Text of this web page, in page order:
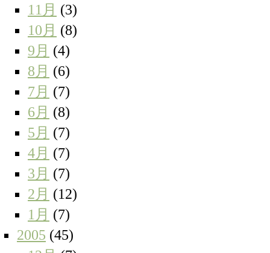
11月 (3)
10月 (8)
9月 (4)
8月 (6)
7月 (7)
6月 (8)
5月 (7)
4月 (7)
3月 (7)
2月 (12)
1月 (7)
2005 (45)